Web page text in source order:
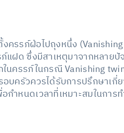
ครรภ์ฝ่อไปถุงหนึ่ง
แฝด ซึ่งมีสาเหตุมาจากหลาย
นครรภ์ในกรณี Vanishing
บครัวควรได้รับการปรึกษาเ
ำหนดเวลาที่เหมาะสมในการ